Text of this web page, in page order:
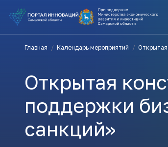
Главная / Календарь мероприятий / Открытая
Открытая
поддержки
санкций»